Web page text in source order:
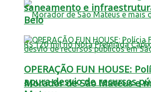
Morador de São Mateus e
saneamento e
Belo
OPERAÇÃO FUN HOUSE:
apura desvio de recursos